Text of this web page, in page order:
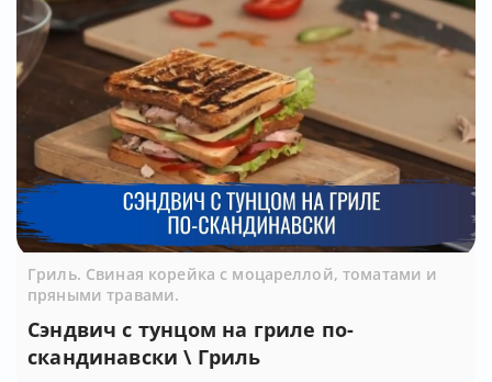
Гриль. Свиная корейка с моцареллой, томатами и
пряными травами.
Сэндвич с тунцом на гриле по-
скандинавски \ Гриль